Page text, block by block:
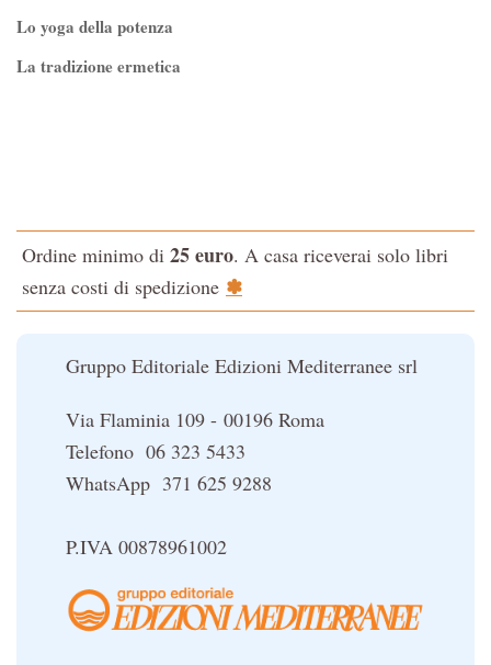
Lo yoga della potenza
La tradizione ermetica
La Cabala
Il potere del serpente
Ordine minimo di 25 euro. A casa riceverai solo libri
senza costi di spedizione ✽
Gruppo Editoriale Edizioni Mediterranee srl
Via Flaminia 109 - 00196 Roma
Telefono 06 323 5433
WhatsApp 371 625 9288
P.IVA 00878961002